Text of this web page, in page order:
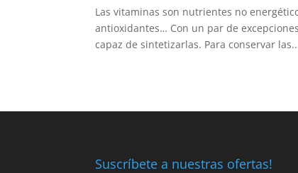
Las vitaminas son nutrientes no
antioxidantes… Con un par de
capaz de sintetizarlas. Para conservar
Suscríbete a nuestras ofertas!